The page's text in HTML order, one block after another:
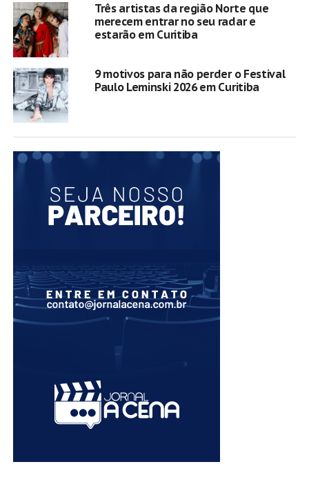
Três artistas da região Norte que
merecem entrar no seu radar e
estarão em Curitiba
9 motivos para não perder o Festival
Paulo Leminski 2026 em Curitiba